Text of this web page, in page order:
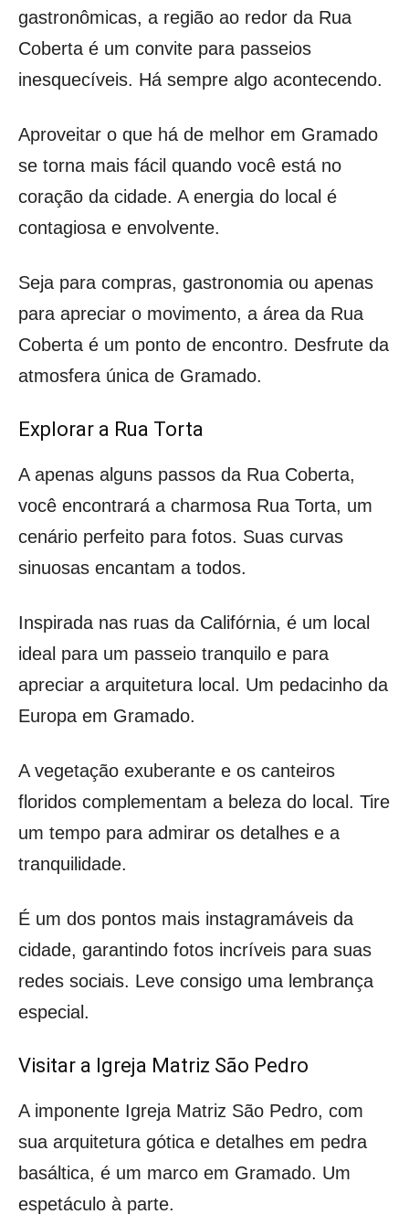
gastronômicas, a região ao redor da Rua
Coberta é um convite para passeios
inesquecíveis. Há sempre algo acontecendo.
Aproveitar o que há de melhor em Gramado
se torna mais fácil quando você está no
coração da cidade. A energia do local é
contagiosa e envolvente.
Seja para compras, gastronomia ou apenas
para apreciar o movimento, a área da Rua
Coberta é um ponto de encontro. Desfrute da
atmosfera única de Gramado.
Explorar a Rua Torta
A apenas alguns passos da Rua Coberta,
você encontrará a charmosa Rua Torta, um
cenário perfeito para fotos. Suas curvas
sinuosas encantam a todos.
Inspirada nas ruas da Califórnia, é um local
ideal para um passeio tranquilo e para
apreciar a arquitetura local. Um pedacinho da
Europa em Gramado.
A vegetação exuberante e os canteiros
floridos complementam a beleza do local. Tire
um tempo para admirar os detalhes e a
tranquilidade.
É um dos pontos mais instagramáveis da
cidade, garantindo fotos incríveis para suas
redes sociais. Leve consigo uma lembrança
especial.
Visitar a Igreja Matriz São Pedro
A imponente Igreja Matriz São Pedro, com
sua arquitetura gótica e detalhes em pedra
basáltica, é um marco em Gramado. Um
espetáculo à parte.